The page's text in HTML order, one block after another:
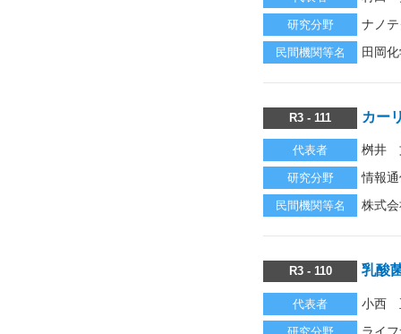
研究分野 ナノ
民間機関等名 田岡
R3 - 111 カー
代表者 桝井
研究分野 情報
民間機関等名 株式
R3 - 110 乳酸
代表者 小西
ライ